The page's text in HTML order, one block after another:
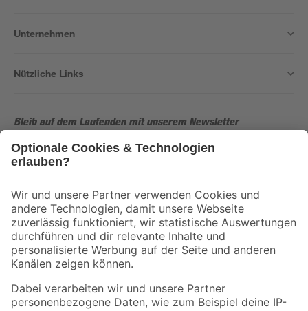
Unternehmen
Nützliche Links
Bleib auf dem Laufenden mit unserem Newsletter
Der toom Newsletter: Keine Angebote und Aktionen mehr verpassen!
Folge uns
Zahlungsarten Versandarten